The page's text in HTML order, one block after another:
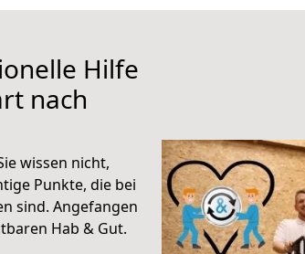
Hilfe
nach
wissen nicht,
Punkte, die bei
sind. Angefangen
Hab & Gut.